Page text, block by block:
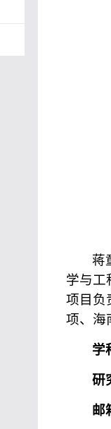
蒋
学与工
项目负
项、海
学
研
邮